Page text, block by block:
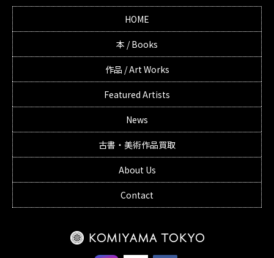
HOME
本 / Books
作品 / Art Works
Featured Artists
News
古書・美術作品買取
About Us
Contact